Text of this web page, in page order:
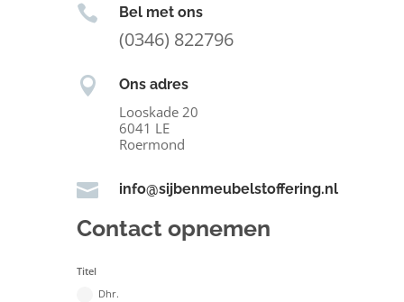
 Bel met ons
(0346) 822796
 Ons adres
Looskade 20
6041 LE
Roermond
 info@sijbenmeubelstoffering.nl
Contact opnemen
Titel
Dhr.